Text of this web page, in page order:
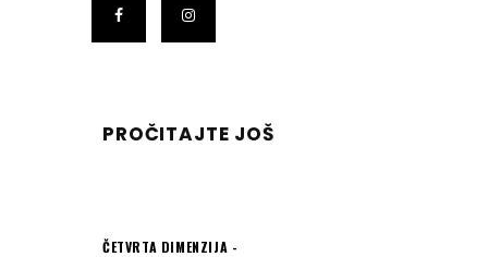
PROČITAJTE JOŠ
ČETVRTA DIMENZIJA